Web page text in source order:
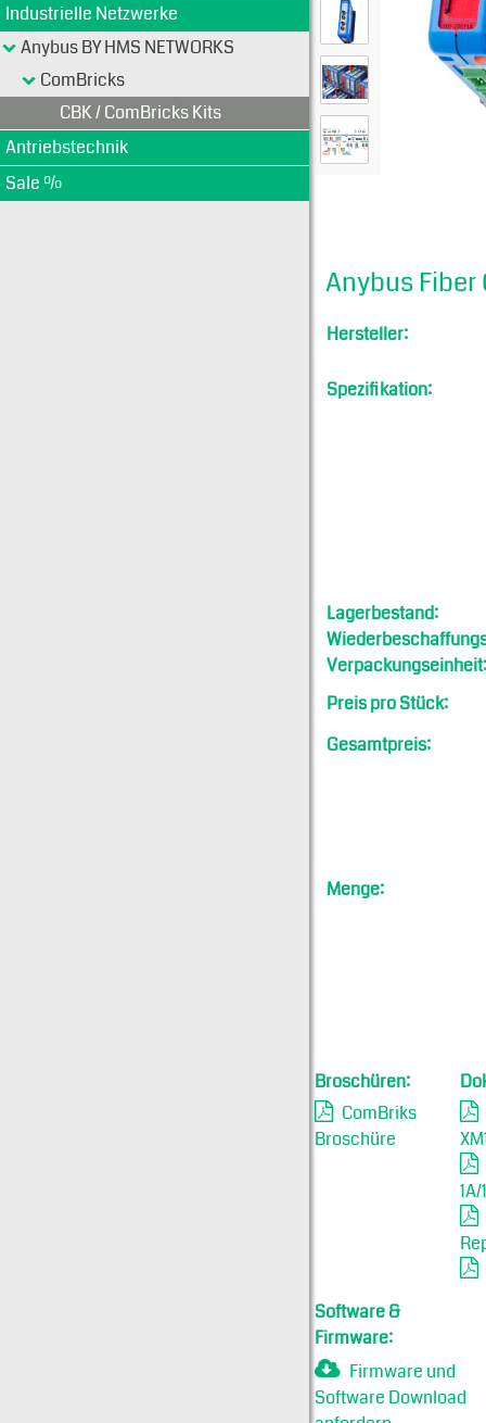
Industrielle Netzwerke
Anybus BY HMS NETWORKS
ComBricks
CBK / ComBricks Kits
Antriebstechnik
Sale %
Anybus Fiber
Hersteller:
Spezifikation:
Lagerbestand:
Verpackungseinheit:
Preis pro Stück:
Gesamtpreis:
Menge:
Broschüren:
ComBriks
Broschüre
1A/
Software &
Firmware:
Firmware und
Software Download